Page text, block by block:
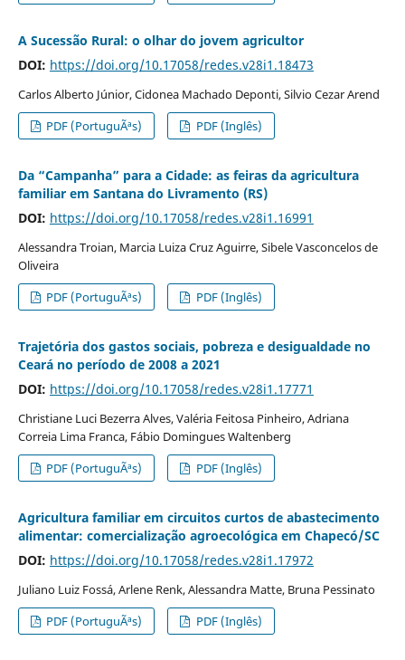
A Sucessão Rural: o olhar do jovem agricultor
DOI: https://doi.org/10.17058/redes.v28i1.18473
Carlos Alberto Júnior, Cidonea Machado Deponti, Silvio Cezar Arend
PDF (PortuguÃªs)
PDF (Inglês)
Da “Campanha” para a Cidade: as feiras da agricultura
familiar em Santana do Livramento (RS)
DOI: https://doi.org/10.17058/redes.v28i1.16991
Alessandra Troian, Marcia Luiza Cruz Aguirre, Sibele Vasconcelos de
Oliveira
PDF (PortuguÃªs)
PDF (Inglês)
Trajetória dos gastos sociais, pobreza e desigualdade no
Ceará no período de 2008 a 2021
DOI: https://doi.org/10.17058/redes.v28i1.17771
Christiane Luci Bezerra Alves, Valéria Feitosa Pinheiro, Adriana
Correia Lima Franca, Fábio Domingues Waltenberg
PDF (PortuguÃªs)
PDF (Inglês)
Agricultura familiar em circuitos curtos de abastecimento
alimentar: comercialização agroecológica em Chapecó/SC
DOI: https://doi.org/10.17058/redes.v28i1.17972
Juliano Luiz Fossá, Arlene Renk, Alessandra Matte, Bruna Pessinato
PDF (PortuguÃªs)
PDF (Inglês)